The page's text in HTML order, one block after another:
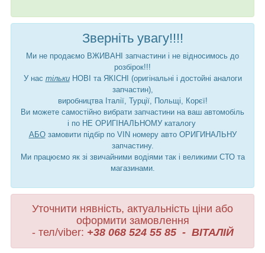
Зверніть увагу!!!!
Ми не продаємо ВЖИВАНІ запчастини і не відносимось до
розбірок!!!
У нас тількиНОВІ та ЯКІСНІ (оригінальні і достойні аналоги
запчастин),
виробництва Італії, Турції, Польщі, Корєї!
Ви можете самостійно вибрати запчастини на ваш автомобіль
і по НЕ ОРИГІНАЛЬНОМУ каталогу
АБОзамовити підбір по VIN номеру авто ОРИГИНАЛЬНУ
запчастину.
Ми працюємо як зі звичайними водіями так і великими СТО та
магазинами.
Уточнити нявність, актуальність ціни або
оформити замовлення
- тел/viber: +38 068 524 55 85 - ВІТАЛІЙ